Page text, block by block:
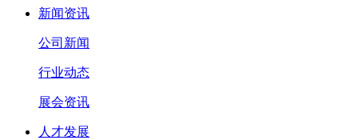
新闻资讯
公司新闻
行业动态
展会资讯
人才发展